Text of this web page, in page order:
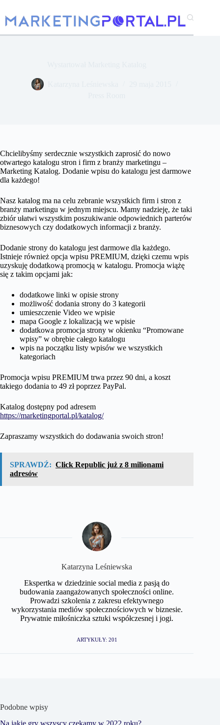
treści
Chcielibyśmy serdecznie wszystkich zaprosić do nowo
otwartego katalogu stron i firm z branży marketingu –
Marketing Katalog. Dodanie wpisu do katalogu jest darmowe
dla każdego!
Nasz katalog ma na celu zebranie wszystkich firm i stron z
branży marketingu w jednym miejscu. Mamy nadzieję, że taki
zbiór ułatwi wszystkim poszukiwanie odpowiednich parterów
biznesowych czy dodatkowych informacji z branży.
Dodanie strony do katalogu jest darmowe dla każdego.
Istnieje również opcja wpisu PREMIUM, dzięki czemu wpis
uzyskuję dodatkową promocją w katalogu. Promocja wiążę
się z takim opcjami jak:
dodatkowe linki w opisie strony
możliwość dodania strony do 3 kategorii
umieszczenie Video we wpisie
mapa Google z lokalizacją we wpisie
dodatkowa promocja strony w okienku “Promowane
wpisy” w obrębie całego katalogu
wpis na początku listy wpisów we wszystkich
kategoriach
Promocja wpisu PREMIUM trwa przez 90 dni, a koszt
takiego dodania to 49 zł poprzez PayPal.
Katalog dostępny pod adresem
https://marketingportal.pl/katalog/
Zapraszamy wszystkich do dodawania swoich stron!
SPRAWDŹ: Click Republic już z 8 milionami
adresów
Katarzyna Leśniewska
Ekspertka w dziedzinie social media z pasją do
budowania zaangażowanych społeczności online.
Prowadzi szkolenia z zakresu efektywnego
wykorzystania mediów społecznościowych w biznesie.
Prywatnie miłośniczka sztuki współczesnej i jogi.
ARTYKUŁY: 201
Podobne wpisy
Na jakie gry wszyscy czekamy w 2022 roku?